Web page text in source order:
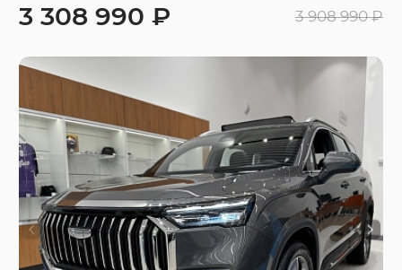
3 308 990 ₽ 3 908 990 ₽